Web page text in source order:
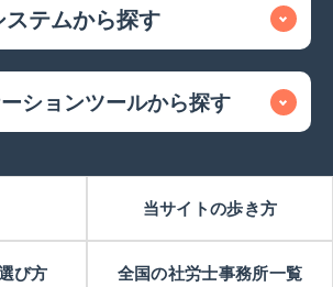
テムから探す
ションツールから探す
当サイトの歩き方
び方 全国の社労士事務所一覧